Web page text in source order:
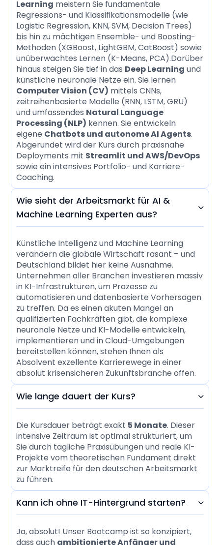
Learning meistern Sie fundamentale
Regressions- und Klassifikationsmodelle (wie
Logistic Regression, KNN, SVM, Decision Trees)
bis hin zu mächtigen Ensemble- und Boosting-
Methoden (XGBoost, LightGBM, CatBoost) sowie
unüberwachtes Lernen (K-Means, PCA).Darüber
hinaus steigen Sie tief in das Deep Learning und
künstliche neuronale Netze ein. Sie lernen
Computer Vision (CV) mittels CNNs,
zeitreihenbasierte Modelle (RNN, LSTM, GRU)
und umfassendes Natural Language
Processing (NLP) kennen. Sie entwickeln
eigene Chatbots und autonome AI Agents.
Abgerundet wird der Kurs durch praxisnahe
Deployments mit Streamlit und AWS/DevOps
sowie ein intensives Portfolio- und Karriere-
Coaching.
Wie sieht der Arbeitsmarkt für AI &
Machine Learning Experten aus?

Künstliche Intelligenz und Machine Learning
verändern die globale Wirtschaft rasant – und
Deutschland bildet hier keine Ausnahme.
Unternehmen aller Branchen investieren massiv
in KI-Infrastrukturen, um Prozesse zu
automatisieren und datenbasierte Vorhersagen
zu treffen. Da es einen akuten Mangel an
qualifizierten Fachkräften gibt, die komplexe
neuronale Netze und KI-Modelle entwickeln,
implementieren und in Cloud-Umgebungen
bereitstellen können, stehen Ihnen als
Absolvent exzellente Karrierewege in einer
absolut krisensicheren Zukunftsbranche offen.
Wie lange dauert der Kurs? 
Die Kursdauer beträgt exakt 5 Monate. Dieser
intensive Zeitraum ist optimal strukturiert, um
Sie durch tägliche Praxisübungen und reale KI-
Projekte vom theoretischen Fundament direkt
zur Marktreife für den deutschen Arbeitsmarkt
zu führen.
Kann ich ohne IT-Hintergrund starten? 
Ja, absolut! Unser Bootcamp ist so konzipiert,
dass auch ambitionierte Anfänger und